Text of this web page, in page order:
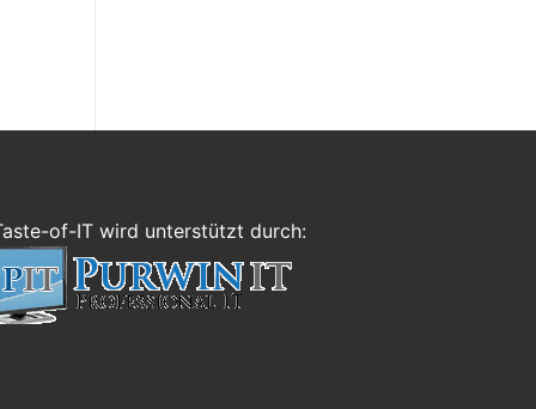
of-IT wird unterstützt durch: